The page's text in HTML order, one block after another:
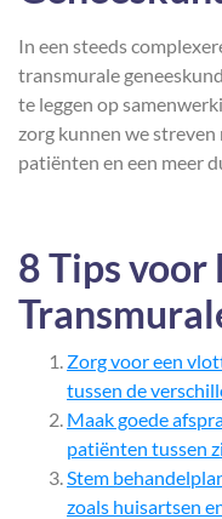
In een steeds
transmurale
te leggen op
zorg kunnen we
patiënten en een meer
8 Tips voor
Zorg voor een
tussen de
Maak goede
patiënten tussen
Stem
zoals huisartsen